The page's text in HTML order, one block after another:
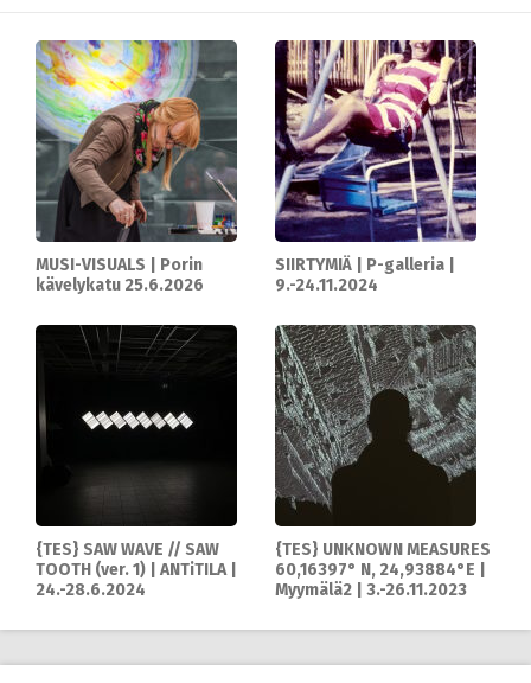
MUSI-VISUALS | Porin
kävelykatu 25.6.2026
SIIRTYMIÄ | P-galleria |
9.-24.11.2024
{TES} SAW WAVE // SAW
TOOTH (ver. 1) | ANTiTILA |
24.-28.6.2024
{TES} UNKNOWN MEASURES
60,16397° N, 24,93884°E |
Myymälä2 | 3.-26.11.2023